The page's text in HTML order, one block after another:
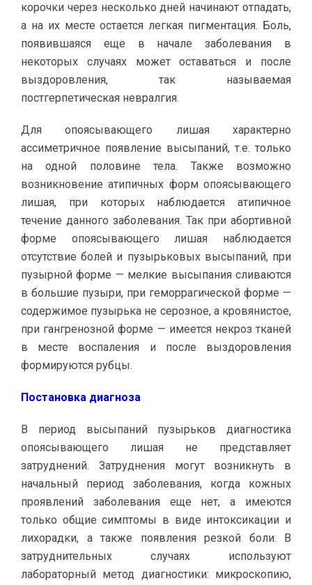
корочки через несколько дней начинают отпадать,
а на их месте остается легкая пигментация. Боль,
появившаяся еще в начале заболевания в
некоторых случаях может оставаться и после
выздоровления, так называемая
постгерпетическая невралгия.
Для опоясывающего лишая характерно
ассиметричное появление высыпаний, т.е. только
на одной половине тела. Также возможно
возникновение атипичных форм опоясывающего
лишая, при которых наблюдается атипичное
течение данного заболевания. Так при абортивной
форме опоясывающего лишая наблюдается
отсутствие болей и пузырьковых высыпаний, при
пузырной форме — мелкие высыпания сливаются
в большие пузыри, при геморрагической форме —
содержимое пузырька не серозное, а кровянистое,
при гангренозной форме — имеется некроз тканей
в месте воспаления и после выздоровления
формируются рубцы.
Постановка диагноза
В период высыпаний пузырьков диагностика
опоясывающего лишая не представляет
затруднений. Затруднения могут возникнуть в
начальный период заболевания, когда кожных
проявлений заболевания еще нет, а имеются
только общие симптомы в виде интоксикации и
лихорадки, а также появления резкой боли. В
затруднительных случаях используют
лабораторный метод диагностики: микроскопию,